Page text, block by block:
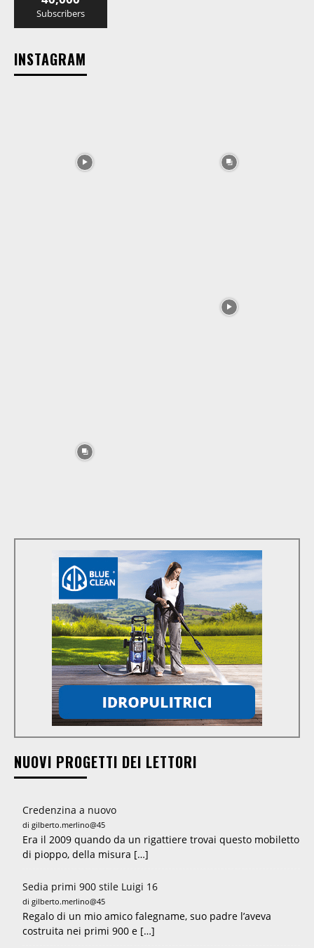
Subscribers
INSTAGRAM
NUOVI PROGETTI DEI LETTORI
Credenzina a nuovo
di gilberto.merlino@45
Era il 2009 quando da un rigattiere trovai questo mobiletto
di pioppo, della misura […]
Sedia primi 900 stile Luigi 16
di gilberto.merlino@45
Regalo di un mio amico falegname, suo padre l’aveva
costruita nei primi 900 e […]